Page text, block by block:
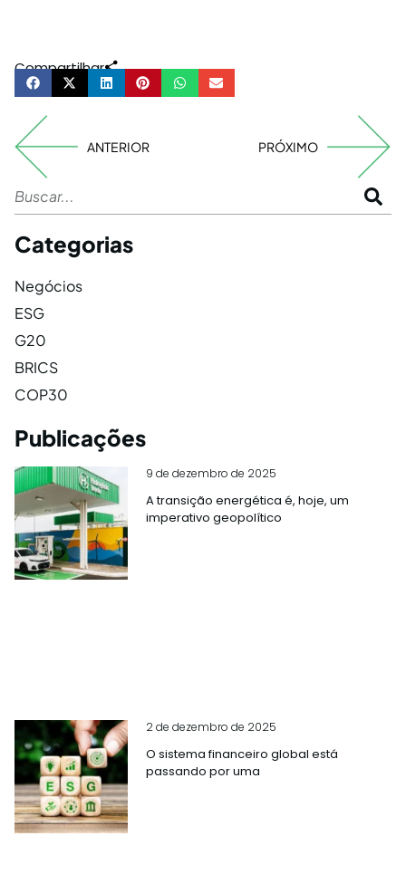
Compartilhar
ANTERIOR PRÓXIMO
Categorias
Negócios
ESG
G20
BRICS
COP30
Publicações
9 de dezembro de 2025
A transição energética é, hoje, um
imperativo geopolítico
2 de dezembro de 2025
O sistema financeiro global está
passando por uma